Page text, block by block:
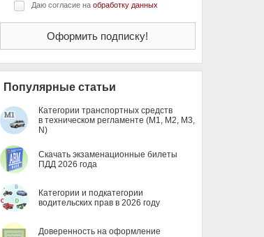
Даю согласие на обработку данных
Популярные статьи
Категории транспортных средств
в техническом регламенте (M1, M2, M3,
N)
Скачать экзаменационные билеты
ПДД 2026 года
Категории и подкатегории
водительских прав в 2026 году
Доверенность на оформление